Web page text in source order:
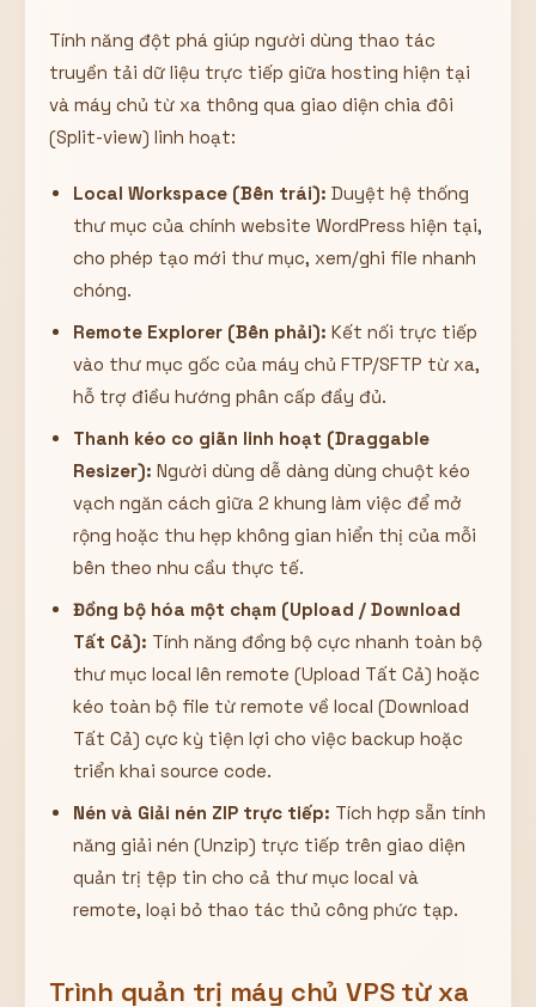
Tính năng đột phá giúp người dùng thao tác
truyền tải dữ liệu trực tiếp giữa hosting hiện tại
và máy chủ từ xa thông qua giao diện chia đôi
(Split-view) linh hoạt:
Local Workspace (Bên trái): Duyệt hệ thống
thư mục của chính website WordPress hiện tại,
cho phép tạo mới thư mục, xem/ghi file nhanh
chóng.
Remote Explorer (Bên phải): Kết nối trực tiếp
vào thư mục gốc của máy chủ FTP/SFTP từ xa,
hỗ trợ điều hướng phân cấp đầy đủ.
Thanh kéo co giãn linh hoạt (Draggable
Resizer): Người dùng dễ dàng dùng chuột kéo
vạch ngăn cách giữa 2 khung làm việc để mở
rộng hoặc thu hẹp không gian hiển thị của mỗi
bên theo nhu cầu thực tế.
Đồng bộ hóa một chạm (Upload / Download
Tất Cả): Tính năng đồng bộ cực nhanh toàn bộ
thư mục local lên remote (Upload Tất Cả) hoặc
kéo toàn bộ file từ remote về local (Download
Tất Cả) cực kỳ tiện lợi cho việc backup hoặc
triển khai source code.
Nén và Giải nén ZIP trực tiếp: Tích hợp sẵn tính
năng giải nén (Unzip) trực tiếp trên giao diện
quản trị tệp tin cho cả thư mục local và
remote, loại bỏ thao tác thủ công phức tạp.
Trình quản trị máy chủ VPS từ xa